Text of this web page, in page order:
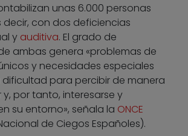
unas 6.000 personas
decir, con dos deficiencias
y auditiva. El grado de
ambas genera «problemas de
y necesidades especiales
para percibir de manera
por tanto, interesarse y
su entorno», señala la ONCE
de Ciegos Españoles).